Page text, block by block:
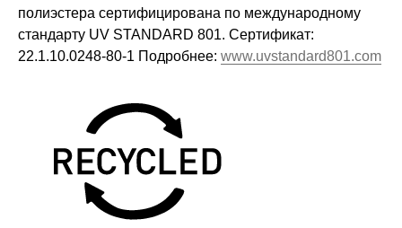
полиэстера сертифицирована по международному
стандарту UV STANDARD 801. Сертификат:
22.1.10.0248-80-1 Подробнее: www.uvstandard801.com
Оставайтесь в курсе новостей и
узнавайте первыми о наших